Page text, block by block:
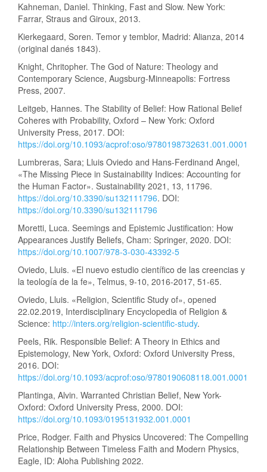
Kahneman, Daniel. Thinking, Fast and Slow. New York:
Farrar, Straus and Giroux, 2013.
Kierkegaard, Soren. Temor y temblor, Madrid: Alianza, 2014
(original danés 1843).
Knight, Chritopher. The God of Nature: Theology and
Contemporary Science, Augsburg-Minneapolis: Fortress
Press, 2007.
Leitgeb, Hannes. The Stability of Belief: How Rational Belief
Coheres with Probability, Oxford – New York: Oxford
University Press, 2017. DOI:
https://doi.org/10.1093/acprof:oso/9780198732631.001.0001
Lumbreras, Sara; Lluis Oviedo and Hans-Ferdinand Angel,
«The Missing Piece in Sustainability Indices: Accounting for
the Human Factor». Sustainability 2021, 13, 11796.
https://doi.org/10.3390/su132111796. DOI:
https://doi.org/10.3390/su132111796
Moretti, Luca. Seemings and Epistemic Justification: How
Appearances Justify Beliefs, Cham: Springer, 2020. DOI:
https://doi.org/10.1007/978-3-030-43392-5
Oviedo, Lluis. «El nuevo estudio científico de las creencias y
la teología de la fe», Telmus, 9-10, 2016-2017, 51-65.
Oviedo, Lluis. «Religion, Scientific Study of», opened
22.02.2019, Interdisciplinary Encyclopedia of Religion &
Science: http://inters.org/religion-scientific-study.
Peels, Rik. Responsible Belief: A Theory in Ethics and
Epistemology, New York, Oxford: Oxford University Press,
2016. DOI:
https://doi.org/10.1093/acprof:oso/9780190608118.001.0001
Plantinga, Alvin. Warranted Christian Belief, New York-
Oxford: Oxford University Press, 2000. DOI:
https://doi.org/10.1093/0195131932.001.0001
Price, Rodger. Faith and Physics Uncovered: The Compelling
Relationship Between Timeless Faith and Modern Physics,
Eagle, ID: Aloha Publishing 2022.